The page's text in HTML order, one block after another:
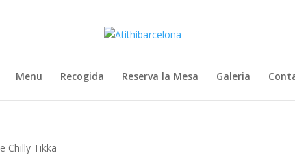
Menu Recogida Reserva la Mesa Galeria
Chilly Tikka